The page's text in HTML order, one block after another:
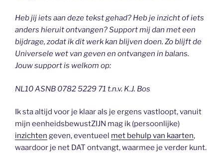
Heb jij iets aan deze tekst gehad? Heb je inzicht of iets
anders hieruit ontvangen? Support mij dan met een
bijdrage, zodat ik dit werk kan blijven doen. Zo blijft de
Universele wet van geven en ontvangen in balans.
Jouw support is welkom op:
NL10 ASNB 0782 5229 71 t.n.v. K.J. Bos
Ik sta altijd voor je klaar als je ergens vastloopt, vanuit
mijn eenheidsbewustZIJN mag ik (persoonlijke)
inzichten geven, eventueel met behulp van kaarten,
waardoor je net DAT ontvangt, waarmee je verder kunt.